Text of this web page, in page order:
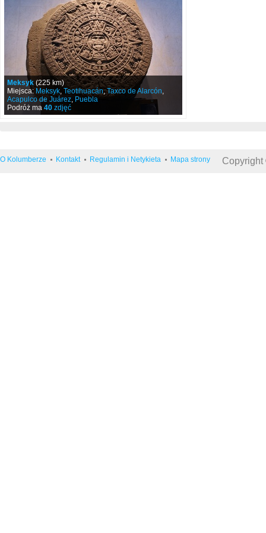
Meksyk (225 km)
Miejsca: Meksyk, Teotihuacán,Taxco de Alarcón,
Acapulco de Juárez, Puebla
Podróż ma 40 zdjęć
O Kolumberze Kontakt Regulamin i Netykieta Mapa strony